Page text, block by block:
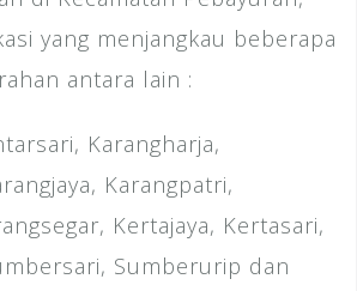
yang menjangkau beberapa
antara lain :
Karangharja,
Karangpatri,
Kertajaya, Kertasari,
Sumberurip dan